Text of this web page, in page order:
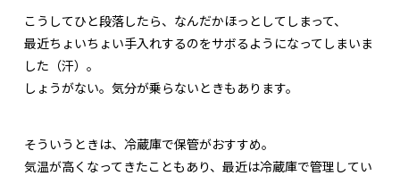
こうしてひと段落したら、なんだかほっとしてしまって、
最近ちょいちょい手入れするのをサボるようになってしまいま
した（汗）。
しょうがない。気分が乗らないときもあります。
そういうときは、冷蔵庫で保管がおすすめ。
気温が高くなってきたこともあり、最近は冷蔵庫で管理してい